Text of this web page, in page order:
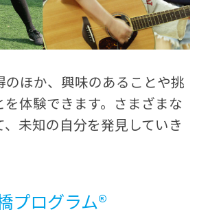
のほか、興味のあることや挑
体験できます。さまざまな
、未知の自分を発見していき
プログラム®